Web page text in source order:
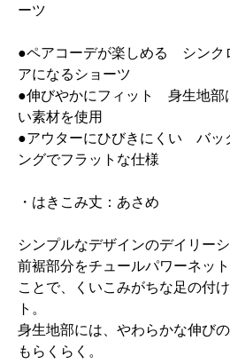
ーツ
●ペアコーデが楽しめる シンク
アになるショーツ
●伸びやかにフィット 身生地部
い素材を使用
●アウターにひびきにくい バッ
ングでフラットな仕様
・はきこみ丈：あさめ
シンプルなデザインのデイリーシ
前裾部分をチュールパワーネッ
ことで、くいこみがちな足の付
ト。
身生地部には、やわらかな伸び
もらくらく。